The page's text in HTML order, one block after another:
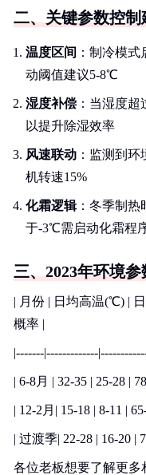
二、关键参数控制
温度区间 ：制冷模
动阈值建议5-8℃
湿度补偿 ：当湿度
以提升除湿效率
风速联动 ：监测到
机转速15%
化霜逻辑：冬季制热
于-3℃需启动化霜程
三、2023年环境
| 月份 | 日均高温(℃) |
概率 |
|-------|-------------
| 6-8月 | 32-35 | 25-28 |
| 12-2月| 15-18 | 8-11 |
| 过渡季| 22-28 | 16-20 |
各位老板想要了解更多